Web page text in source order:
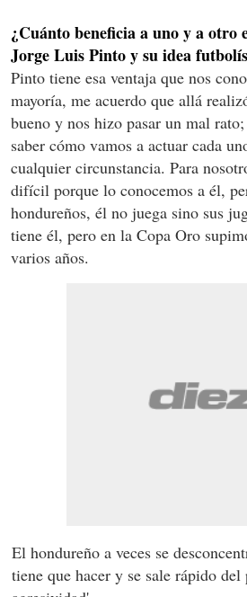
¿Cuánto beneficia a uno y a otro
Jorge Luis Pinto y su idea
Pinto tiene esa ventaja que nos
mayoría, me acuerdo que allá
bueno y nos hizo pasar un mal
saber cómo vamos a actuar cada
cualquier circunstancia. Para
difícil porque lo conocemos a él,
hondureños, él no juega sino sus
tiene él, pero en la Copa Oro
varios años.
El hondureño a veces se
tiene que hacer y se sale rápido